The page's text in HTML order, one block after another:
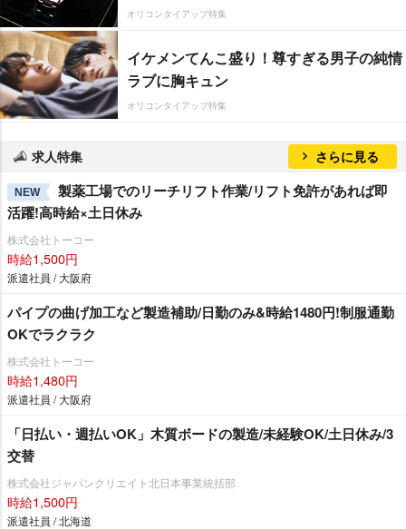
オリコンタイアップ特集
イケメンてんこ盛り！尊すぎる男子の純情
ラブに胸キュン
オリコンタイアップ特集
求人特集 さらに見る
NEW
製薬工場でのリーチリフト作業/リフト免許があれば即
活躍!高時給×土日休み
株式会社トーコー
時給1,500円
派遣社員 / 大阪府
パイプの曲げ加工など製造補助/日勤のみ&時給1480円!制服通勤
OKでラクラク
株式会社トーコー
時給1,480円
派遣社員 / 大阪府
「日払い・週払いOK」木質ボードの製造/未経験OK/土日休み/3
交替
株式会社ジャパンクリエイト北日本事業統括部
時給1,500円
派遣社員 / 北海道